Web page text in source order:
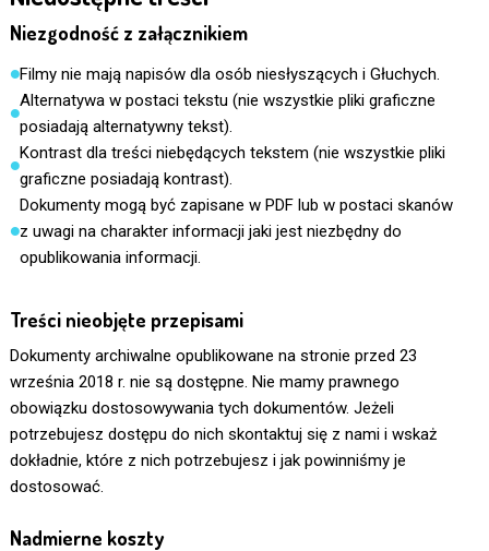
Niezgodność z załącznikiem
Filmy nie mają napisów dla osób niesłyszących i Głuchych.
Alternatywa w postaci tekstu (nie wszystkie pliki graficzne
posiadają alternatywny tekst).
Kontrast dla treści niebędących tekstem (nie wszystkie pliki
graficzne posiadają kontrast).
Dokumenty mogą być zapisane w PDF lub w postaci skanów
z uwagi na charakter informacji jaki jest niezbędny do
opublikowania informacji.
Treści nieobjęte przepisami
Dokumenty archiwalne opublikowane na stronie przed 23
września 2018 r. nie są dostępne. Nie mamy prawnego
obowiązku dostosowywania tych dokumentów. Jeżeli
potrzebujesz dostępu do nich skontaktuj się z nami i wskaż
dokładnie, które z nich potrzebujesz i jak powinniśmy je
dostosować.
Nadmierne koszty